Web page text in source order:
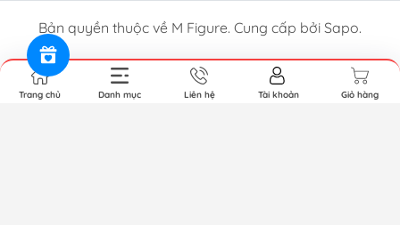
Bản quyền thuộc về M Figure. Cung cấp bởi Sapo.
Trang chủ Danh mục Liên hệ Tài khoản Giỏ hàng